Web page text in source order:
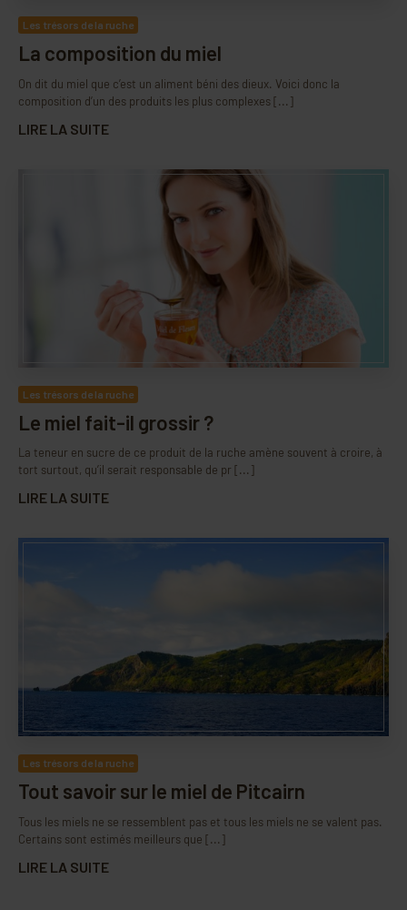
Les trésors de la ruche
La composition du miel
On dit du miel que c’est un aliment béni des dieux. Voici donc la
composition d’un des produits les plus complexes [...]
LIRE LA SUITE
Les trésors de la ruche
Le miel fait-il grossir ?
La teneur en sucre de ce produit de la ruche amène souvent à croire, à
tort surtout, qu’il serait responsable de pr [...]
LIRE LA SUITE
Les trésors de la ruche
Tout savoir sur le miel de Pitcairn
Tous les miels ne se ressemblent pas et tous les miels ne se valent pas.
Certains sont estimés meilleurs que [...]
LIRE LA SUITE